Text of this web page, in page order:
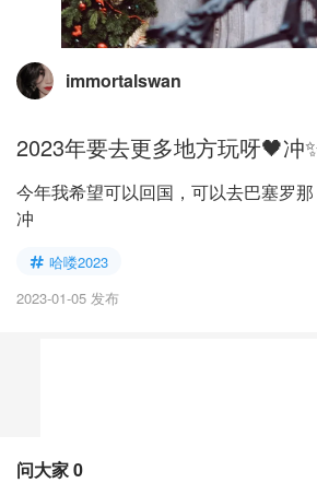
immortalswan
2023年要去更多地方玩呀🖤冲
今年我希望可以回国，可以去巴塞罗
冲
哈喽2023
2023-01-05 发布
问大家0